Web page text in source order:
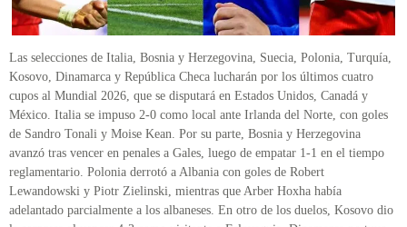
Las selecciones de Italia, Bosnia y Herzegovina, Suecia, Polonia, Turquía,
Kosovo, Dinamarca y República Checa lucharán por los últimos cuatro
cupos al Mundial 2026, que se disputará en Estados Unidos, Canadá y
México. Italia se impuso 2-0 como local ante Irlanda del Norte, con goles
de Sandro Tonali y Moise Kean. Por su parte, Bosnia y Herzegovina
avanzó tras vencer en penales a Gales, luego de empatar 1-1 en el tiempo
reglamentario. Polonia derrotó a Albania con goles de Robert
Lewandowski y Piotr Zielinski, mientras que Arber Hoxha había
adelantado parcialmente a los albaneses. En otro de los duelos, Kosovo dio